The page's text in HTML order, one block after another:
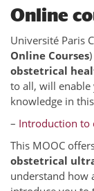
Online
Université Paris
Online Courses
obstetrical
to all, will
knowledge in
– Introduction to
This MOOC
obstetrical
understand how